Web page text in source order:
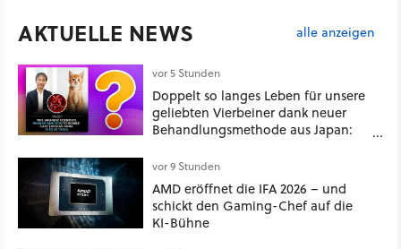
AKTUELLE NEWS alle anzeigen
vor 5 Stunden
Doppelt so langes Leben für unsere
geliebten Vierbeiner dank neuer
Behandlungsmethode aus Japan:
Kommentare zeigt, dass es nicht so
einfach ist
vor 9 Stunden
AMD eröffnet die IFA 2026 – und
schickt den Gaming-Chef auf die
KI-Bühne